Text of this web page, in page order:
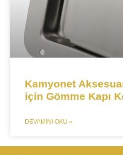
Kamyonet
için Gömme Kapı
DEVAMINI OKU »